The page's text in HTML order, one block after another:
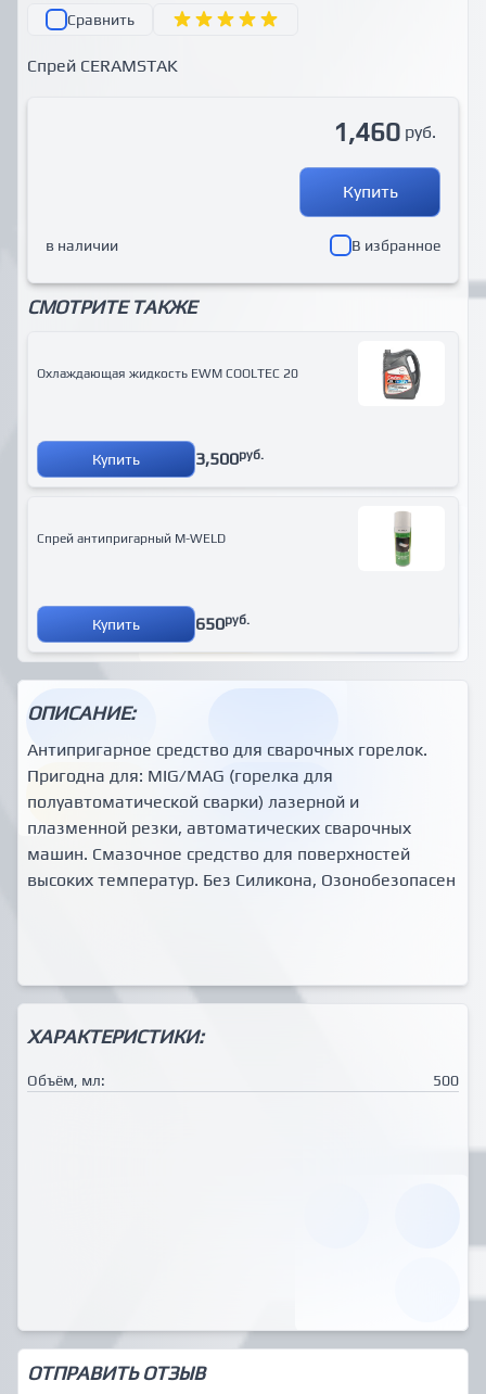
Сравнить
Спрей CERAMSTAK
1,460 руб.
Купить
в наличии В избранное
СМОТРИТЕ ТАКЖЕ
Охлаждающая жидкость EWM COOLTEC 20
Купить 3,500руб.
Спрей антипригарный M-WELD
Купить 650руб.
ОПИСАНИЕ:
Антипригарное средство для сварочных горелок.
Пригодна для: MIG/MAG (горелка для
полуавтоматической сварки) лазерной и
плазменной резки, автоматических сварочных
машин. Смазочное средство для поверхностей
высоких температур. Без Силикона, Озонобезопасен
ХАРАКТЕРИСТИКИ:
Объём, мл: 500
ОТПРАВИТЬ ОТЗЫВ